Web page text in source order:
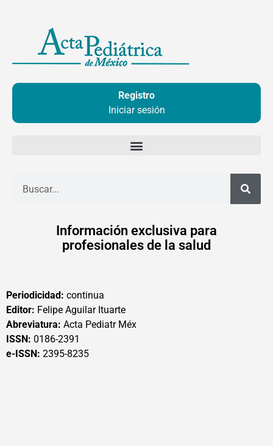
contenido
Registro
Iniciar sesión
Información exclusiva para
profesionales de la salud
Periodicidad: continua
Editor: Felipe Aguilar Ituarte
Abreviatura: Acta Pediatr Méx
ISSN: 0186-2391
e-ISSN: 2395-8235